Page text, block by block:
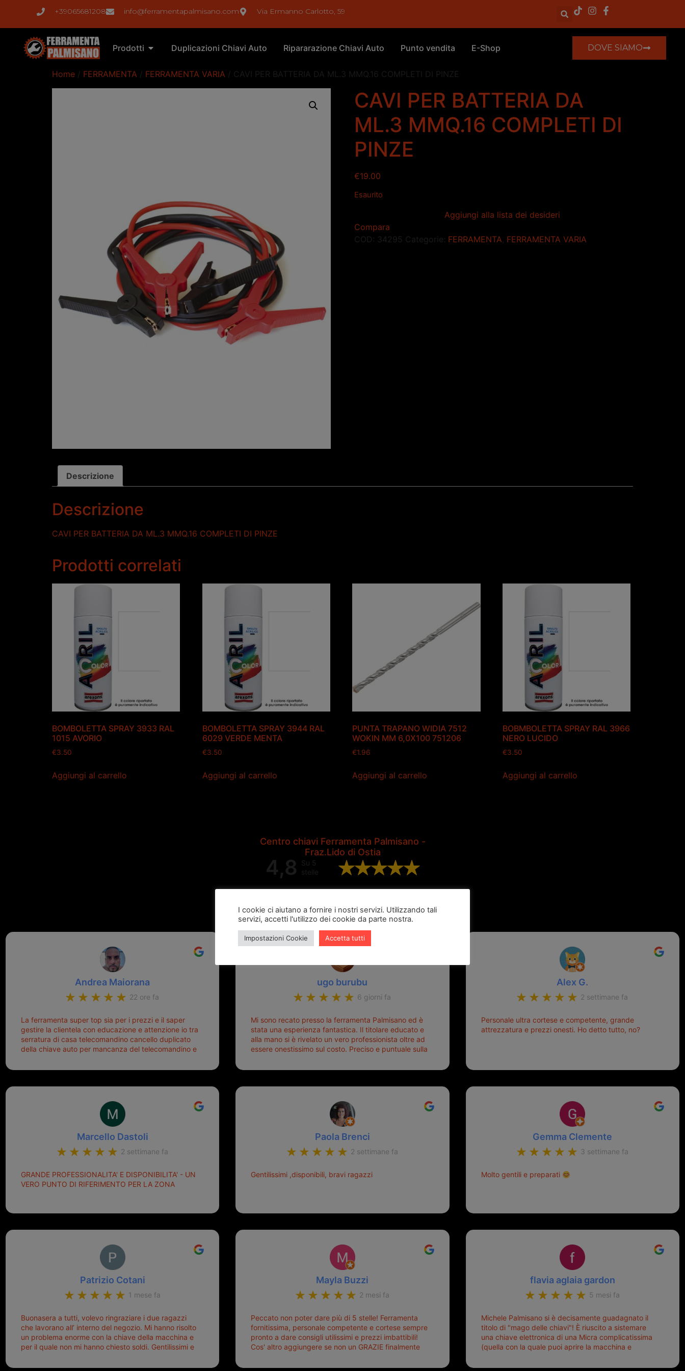
+39065681208 info@ferramentapalmisano.com Via Ermanno Carlotto, 59
Prodotti Duplicazioni Chiavi Auto Ripararazione Chiavi Auto Punto vendita E-Shop DOVE SIAMO
Home / FERRAMENTA / FERRAMENTA VARIA / CAVI PER BATTERIA DA ML.3 MMQ.16 COMPLETI DI PINZE
CAVI PER BATTERIA DA
ML.3 MMQ.16 COMPLETI DI
PINZE
€19.00
Esaurito
Aggiungi alla lista dei desideri
Compara
COD: 34295 Categorie: FERRAMENTA FERRAMENTA VARIA
Descrizione
Descrizione
CAVI PER BATTERIA DA ML.3 MMQ.16 COMPLETI DI PINZE
Prodotti correlati
BOMBOLETTA SPRAY 3933 RAL
1015 AVORIO
€3.50
Aggiungi al carrello
BOMBOLETTA SPRAY 3944 RAL
6029 VERDE MENTA
€3.50
Aggiungi al carrello
PUNTA TRAPANO WIDIA 7512
WOKIN MM 6,0X100 751206
€1.96
Aggiungi al carrello
BOBMBOLETTA SPRAY RAL 3966
NERO LUCIDO
€3.50
Aggiungi al carrello
Centro chiavi Ferramenta Palmisano -
Fraz.Lido di Ostia
4,8
Su 5
stelle
Andrea Maiorana
22 ore fa
La ferramenta super top sia per i prezzi e il saper
gestire la clientela con educazione e attenzione io tra
serratura di casa telecomandino cancello duplicato
della chiave auto per mancanza del telecomandino e
meglio ferramenta de ostia e poi il prorietario il signor
ugo burubu
6 giorni fa
Mi sono recato presso la ferramenta Palmisano ed è
stata una esperienza fantastica. Il titolare educato e
alla mano si è rivelato un vero professionista oltre ad
essere onestissimo sul costo. Preciso e puntuale sulla
Alex G.
2 settimane fa
Personale ultra cortese e competente, grande
attrezzatura e prezzi onesti. Ho detto tutto, no?
Marcello Dastoli
2 settimane fa
GRANDE PROFESSIONALITA' E DISPONIBILITA' - UN
VERO PUNTO DI RIFERIMENTO PER LA ZONA
Paola Brenci
2 settimane fa
Gentilissimi ,disponibili, bravi ragazzi
Gemma Clemente
3 settimane fa
Molto gentili e preparati
Patrizio Cotani
1 mese fa
Buonasera a tutti, volevo ringraziare i due ragazzi
che lavorano all’ interno del negozio. Mi hanno risolto
un problema enorme con la chiave della macchina e
per il quale non mi hanno chiesto soldi. Gentilissimi e
Sicuramente tornerò qui per qualsiasi altro problema.
Mayla Buzzi
2 mesi fa
Peccato non poter dare più di 5 stelle! Ferramenta
fornitissima, personale competente e cortese sempre
pronto a dare consigli utilissimi e prezzi imbattibili!
Cos' altro aggiungere se non un GRAZIE finalmente
siete il mio riferimento. Ah dimenticavo...da loro sono
flavia aglaia gardon
5 mesi fa
Michele Palmisano si è decisamente guadagnato il
titolo di "mago delle chiavi"! È riuscito a sistemare
una chiave elettronica di una Micra complicatissima
(quella con la quale puoi aprire la macchina e
borsa!) che era pronta per la pattumiera... Avevo
I cookie ci aiutano a fornire i nostri servizi. Utilizzando tali
servizi, accetti l'utilizzo dei cookie da parte nostra.
Impostazioni Cookie Accetta tutti